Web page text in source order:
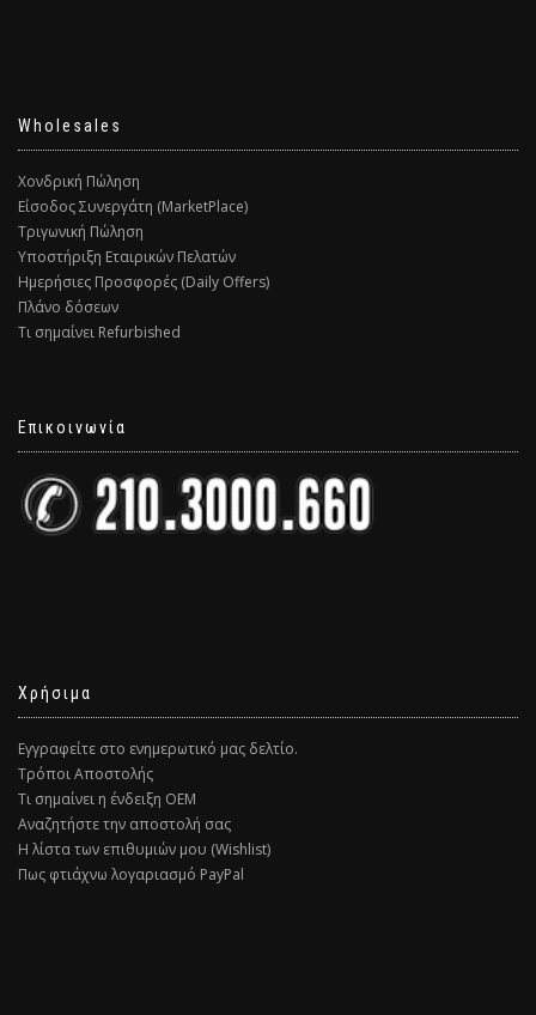
Wholesales
Χονδρική Πώληση
Είσοδος Συνεργάτη (MarketPlace)
Τριγωνική Πώληση
Υποστήριξη Εταιρικών Πελατών
Ημερήσιες Προσφορές (Daily Offers)
Πλάνο δόσεων
Τι σημαίνει Refurbished
Επικοινωνία
Χρήσιμα
Εγγραφείτε στο ενημερωτικό μας δελτίο.
Τρόποι Αποστολής
Τι σημαίνει η ένδειξη ΟΕΜ
Αναζητήστε την αποστολή σας
Η λίστα των επιθυμιών μου (Wishlist)
Πως φτιάχνω λογαριασμό PayPal